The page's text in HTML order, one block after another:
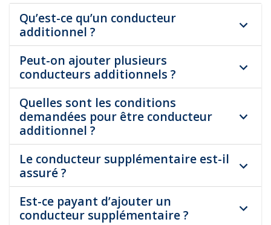
Qu’est-ce qu’un conducteur
additionnel ?
Peut-on ajouter plusieurs
conducteurs additionnels ?
Quelles sont les conditions
demandées pour être conducteur
additionnel ?
Le conducteur supplémentaire est-il
assuré ?
Est-ce payant d’ajouter un
conducteur supplémentaire ?